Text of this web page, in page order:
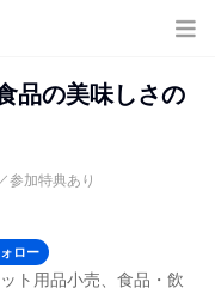
品の美味しさの
参加特典あり
ロー
ト用品小売、食品・飲